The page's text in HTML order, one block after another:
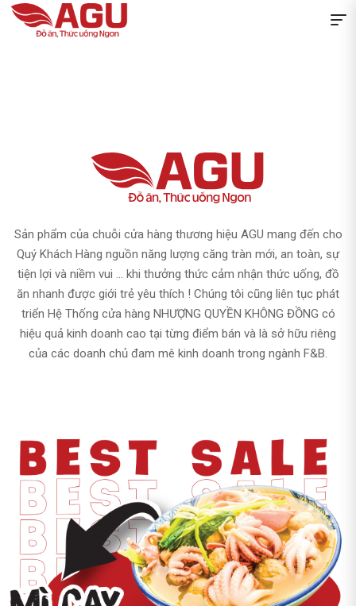
Sản phẩm của chuỗi cửa hàng thương hiệu AGU mang đến cho
Quý Khách Hàng nguồn năng lượng căng tràn mới, an toàn, sự
tiện lợi và niềm vui ... khi thưởng thức cảm nhận thức uống, đồ
ăn nhanh được giới trẻ yêu thích ! Chúng tôi cũng liên tục phát
triển Hệ Thống cửa hàng NHƯỢNG QUYỀN KHÔNG ĐỒNG có
hiệu quả kinh doanh cao tại từng điểm bán và là sở hữu riêng
của các doanh chủ đam mê kinh doanh trong ngành F&B.